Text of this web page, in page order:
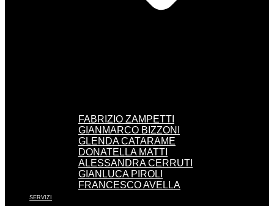
FABRIZIO ZAMPETTI
GIANMARCO BIZZONI
GLENDA CATARAME
DONATELLA MATTI
ALESSANDRA CERRUTI
GIANLUCA PIROLI
FRANCESCO AVELLA
SERVIZI